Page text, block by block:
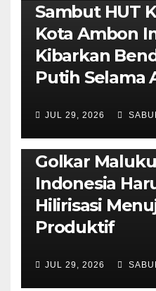
Sambut HUT
Kota Ambon
Kibarkan
Putih Selama
JUL 29, 2026
PENDIDIKAN & OLAHRAGA
Isi Materi LK-
Golkar
Indonesia
Hilirisasi
Produktif
JUL 29, 2026